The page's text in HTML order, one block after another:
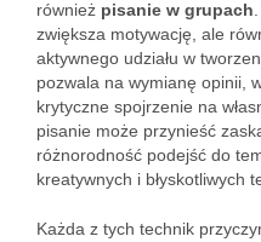
również pisanie w grupach
zwiększa motywację, ale
aktywnego udziału w
pozwala na wymianę opinii,
krytyczne spojrzenie na
pisanie może przynieść
różnorodność podejść do
kreatywnych i błyskotliwych
Każda z tych technik